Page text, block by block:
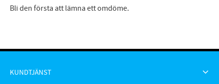
Bli den första att lämna ett omdöme.
KUNDTJÄNST